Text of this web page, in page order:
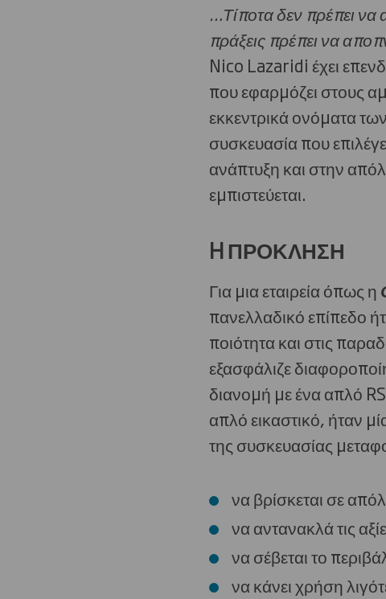
…Τίποτα δεν πρέπει να
πράξεις πρέπει να
Nico Lazaridi έχει
που εφαρμόζει στους
εκκεντρικά ονόματα
συσκευασία που
ανάπτυξη και στην
εμπιστεύεται.
H ΠΡΟΚΛΗΣΗ
Για μια εταιρεία όπως η
πανελλαδικό επίπεδο
ποιότητα και στις
εξασφάλιζε
διανομή με ένα απλό
απλό εικαστικό, ήταν
της συσκευασίας
να βρίσκεται σε
να αντανακλά τις
να σέβεται το
να κάνει χρήση